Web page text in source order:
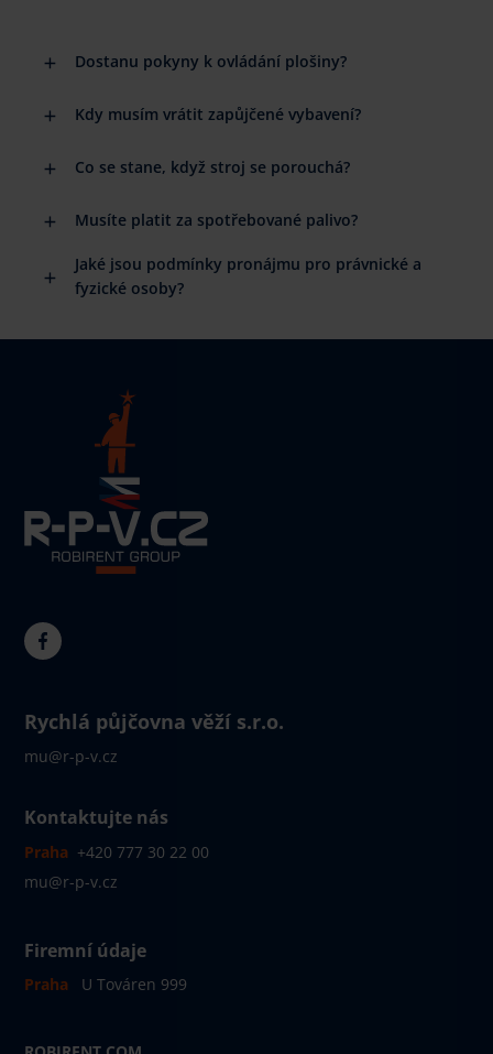
Dostanu pokyny k ovládání plošiny?
Kdy musím vrátit zapůjčené vybavení?
Co se stane, když stroj se porouchá?
Musíte platit za spotřebované palivo?
Jaké jsou podmínky pronájmu pro právnické a
fyzické osoby?
Rychlá půjčovna věží s.r.o.
mu@r-p-v.cz
Kontaktujte nás
Praha +420 777 30 22 00
mu@r-p-v.cz
Firemní údaje
Praha U Továren 999